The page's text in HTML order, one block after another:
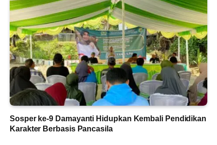
Sosper ke-9 Damayanti Hidupkan Kembali Pendidikan
Karakter Berbasis Pancasila